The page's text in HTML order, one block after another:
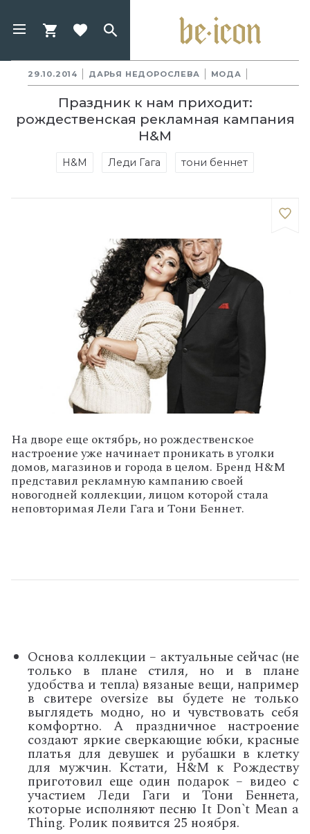
29.10.2014 ДАРЬЯ НЕДОРОСЛЕВА МОДА
Праздник к нам приходит:
рождественская рекламная кампания
H&M
H&M Леди Гага тони беннет
На дворе еще октябрь, но рождественское
настроение уже начинает проникать в уголки
домов, магазинов и города в целом. Бренд H&M
представил рекламную кампанию своей
новогодней коллекции, лицом которой стала
неповторимая Лели Гага и Тони Беннет.
Основа коллекции – актуальные сейчас (не
только в плане стиля, но и в плане
удобства и тепла) вязаные вещи, например
в свитере oversize вы будете не только
выглядеть модно, но и чувствовать себя
комфортно. А праздничное настроение
создают яркие сверкающие юбки, красные
платья для девушек и рубашки в клетку
для мужчин. Кстати, H&M к Рождеству
приготовил еще один подарок – видео с
участием Леди Гаги и Тони Беннета,
которые исполняют песню It Don`t Mean a
Thing. Ролик появится 25 ноября.